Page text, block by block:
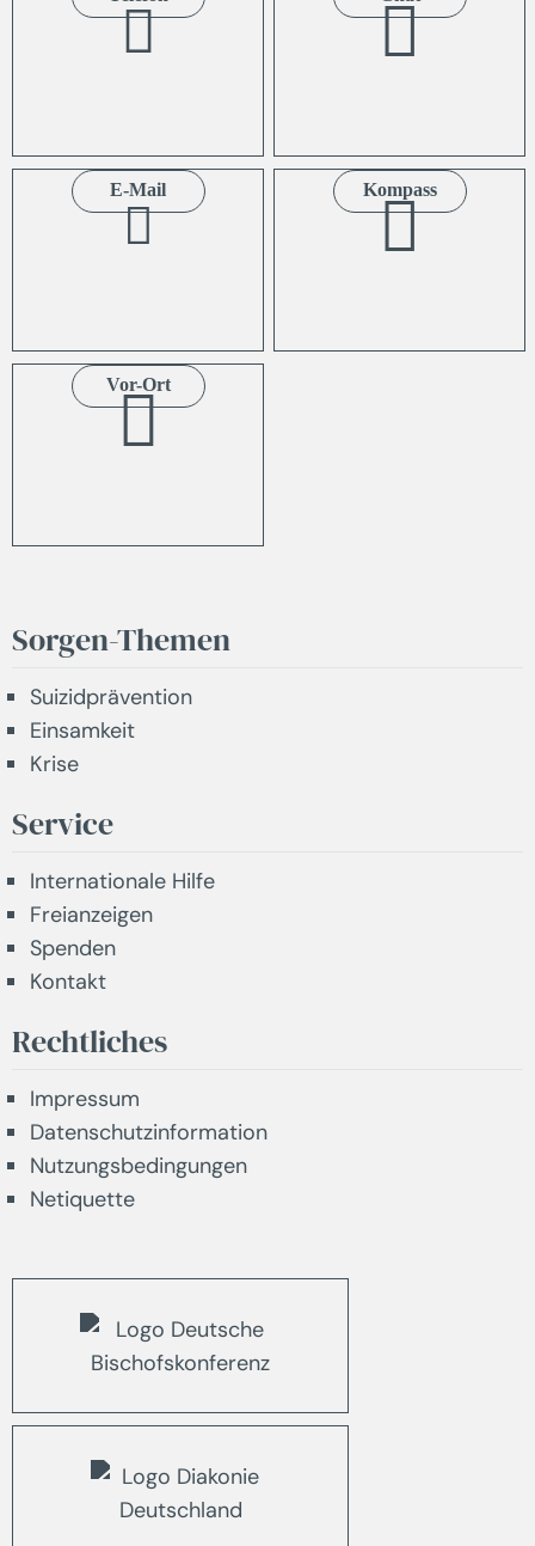
E-Mail Kompass
Vor-Ort
Sorgen-Themen
Suizidprävention
Einsamkeit
Krise
Service
Internationale Hilfe
Freianzeigen
Spenden
Kontakt
Rechtliches
Impressum
Datenschutzinformation
Nutzungsbedingungen
Netiquette